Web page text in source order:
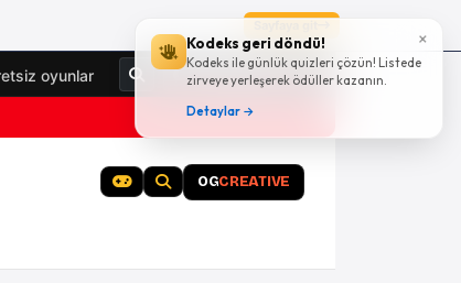
×
Kodeks geri döndü!
Kodeks ile günlük quizleri çözün! Listede
zirveye yerleşerek ödüller kazanın.
Detaylar →
oyunlar Giriş Yap
OGCREATIVE